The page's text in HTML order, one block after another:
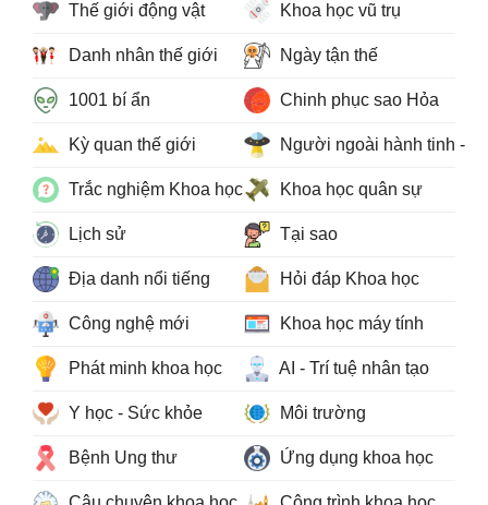
Thế giới động vật Khoa học vũ trụ
Danh nhân thế giới Ngày tận thế
1001 bí ẩn Chinh phục sao Hỏa
Kỳ quan thế giới Người ngoài hành tinh -
Trắc nghiệm Khoa học Khoa học quân sự
Lịch sử Tại sao
Địa danh nổi tiếng Hỏi đáp Khoa học
Công nghệ mới Khoa học máy tính
Phát minh khoa học AI - Trí tuệ nhân tạo
Y học - Sức khỏe Môi trường
Bệnh Ung thư Ứng dụng khoa học